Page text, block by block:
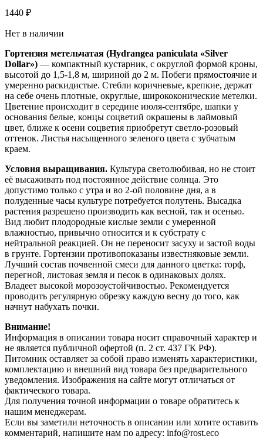
1440 ₽
Нет в наличии
Гортензия метельчатая (Hydrangea paniculata «Silver
Dollar») — компактный кустарник, с округлой формой кроны,
высотой до 1,5-1,8 м, шириной до 2 м. Побеги прямостоячие и
умеренно раскидистые. Стебли коричневые, крепкие, держат
на себе очень плотные, округлые, ширококонические метелки.
Цветение происходит в середине июля-сентябре, шапки у
основания белые, концы соцветий окрашены в лаймовый
цвет, ближе к осени соцветия приобретут светло-розовый
оттенок. Листья насыщенного зеленого цвета с зубчатым
краем.
Условия выращивания. Культура светолюбивая, но не стоит
её высаживать под постоянное действие солнца. Это
допустимо только с утра и во 2-ой половине дня, а в
полуденные часы культуре потребуется полутень. Высадка
растения разрешено производить как весной, так и осенью.
Вид любит плодородные кислые земли с умеренной
влажностью, привычно относится и к субстрату с
нейтральной реакцией. Он не переносит засуху и застой воды
в грунте. Гортензии противопоказаны известняковые земли.
Лучший состав почвенной смеси для данного цветка: торф,
перегной, листовая земля и песок в одинаковых долях.
Владеет высокой морозоустойчивостью. Рекомендуется
проводить регулярную обрезку каждую весну до того, как
начнут набухать почки.
Внимание!
Информация в описании товара носит справочный характер и
не является публичной офертой (п. 2 ст. 437 ГК РФ).
Питомник оставляет за собой право изменять характеристики,
комплектацию и внешний вид товара без предварительного
уведомления. Изображения на сайте могут отличаться от
фактического товара.
Для получения точной информации о товаре обратитесь к
нашим менеджерам.
Если вы заметили неточность в описании или хотите оставить
комментарий, напишите нам по адресу: info@rost.eco